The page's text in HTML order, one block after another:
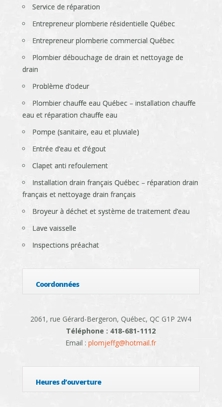
Service de réparation
Entrepreneur plomberie résidentielle Québec
Entrepreneur plomberie commercial Québec
Plombier débouchage de drain et nettoyage de
drain
Problème d’odeur
Plombier chauffe eau Québec – installation chauffe
eau et réparation chauffe eau
Pompe (sanitaire, eau et pluviale)
Entrée d’eau et d’égout
Clapet anti refoulement
Installation drain français Québec – réparation drain
français et nettoyage drain français
Broyeur à déchet et système de traitement d’eau
Lave vaisselle
Inspections préachat
Coordonnées
2061, rue Gérard-Bergeron, Québec, QC G1P 2W4
Téléphone : 418-681-1112
Email :plomjeffg@hotmail.fr
Heures d’ouverture